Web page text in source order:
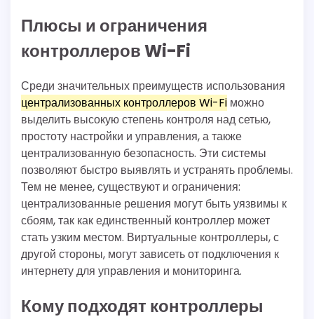
Плюсы и ограничения
контроллеров Wi-Fi
Среди значительных преимуществ использования
централизованных контроллеров Wi-Fi можно
выделить высокую степень контроля над сетью,
простоту настройки и управления, а также
централизованную безопасность. Эти системы
позволяют быстро выявлять и устранять проблемы.
Тем не менее, существуют и ограничения:
централизованные решения могут быть уязвимы к
сбоям, так как единственный контроллер может
стать узким местом. Виртуальные контроллеры, с
другой стороны, могут зависеть от подключения к
интернету для управления и мониторинга.
Кому подходят контроллеры